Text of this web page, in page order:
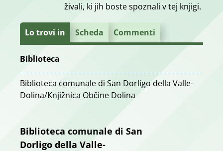
živali, ki jih boste spoznali v tej knjigi.
Lo trovi in Scheda Commenti
Biblioteca
Biblioteca comunale di San Dorligo della Valle-
Dolina/Knjižnica Občine Dolina
Biblioteca comunale di San
Dorligo della Valle-